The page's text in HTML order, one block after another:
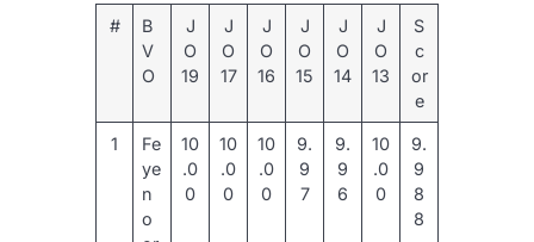
#
B
V
O
J
O
19
J
O
17
J
O
16
J
O
15
J
O
14
J
O
13
S
c
or
e
1
Fe
ye
n
o
10
.0
0
10
.0
0
10
.0
0
9.
9
7
9.
9
6
10
.0
0
9.
9
8
8